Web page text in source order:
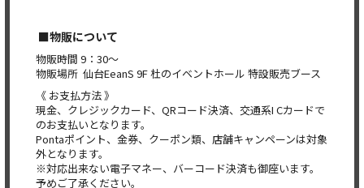
■物販について
物販時間 9：30〜
物販場所 仙台EeanS 9F 杜のイベントホール 特設販売ブース
《 お支払方法 》
現金、クレジックカード、QRコード決済、交通系I Cカードで
のお支払いとなります。
Pontaポイント、金券、クーポン類、店舗キャンペーンは対象
外となります。
※対応出来ない電子マネー、バーコード決済も御座います。
予めご了承ください。